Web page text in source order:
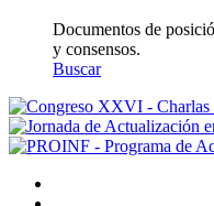
Documentos de
y consensos.
Buscar